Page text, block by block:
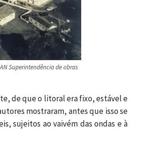
Superintendência de obras
de que o litoral era fixo, estável e
mostraram, antes que isso se
sujeitos ao vaivém das ondas e à